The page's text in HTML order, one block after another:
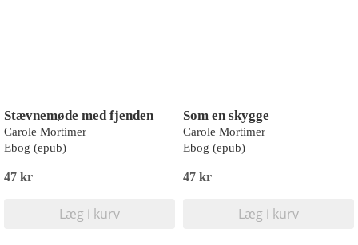
Stævnemøde med fjenden
Carole Mortimer
Ebog (epub)
47 kr
Læg i kurv
Som en skygge
Carole Mortimer
Ebog (epub)
47 kr
Læg i kurv